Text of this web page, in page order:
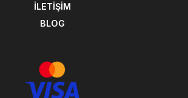
İLETIŞIM
BLOG